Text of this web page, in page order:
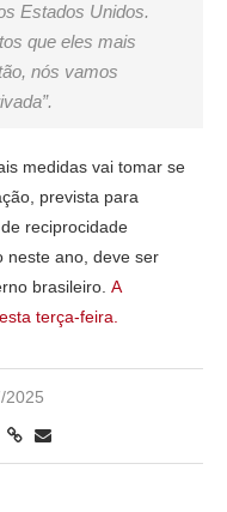
Estados Unidos.
que eles mais
nós vamos
medidas vai tomar se
prevista para
reciprocidade
neste ano, deve ser
brasileiro. A
terça-feira.
2025